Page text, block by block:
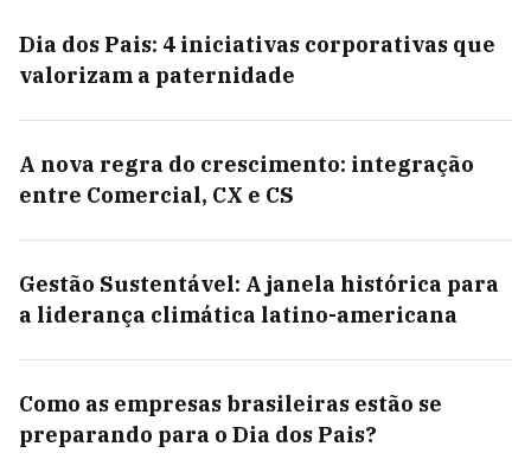
Dia dos Pais: 4 iniciativas corporativas que
valorizam a paternidade
A nova regra do crescimento: integração
entre Comercial, CX e CS
Gestão Sustentável: A janela histórica para
a liderança climática latino-americana
Como as empresas brasileiras estão se
preparando para o Dia dos Pais?